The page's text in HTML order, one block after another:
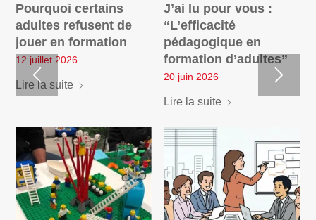
Pourquoi certains
adultes refusent de
jouer en formation
12 juillet 2026
Lire la suite
J’ai lu pour vous :
“L’efficacité
pédagogique en
formation d’adultes”
20 juin 2026
Lire la suite